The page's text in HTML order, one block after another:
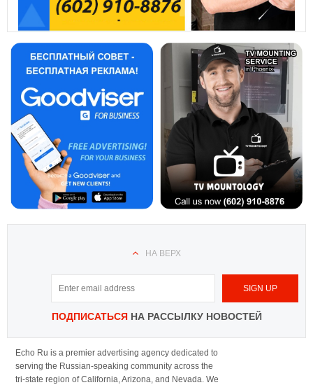
НА ВЕРХ
ПОДПИСАТЬСЯНА РАССЫЛКУ НОВОСТЕЙ
Echo Ru is a premier advertising agency dedicated to
serving the Russian-speaking community across the
tri-state region of California, Arizona, and Nevada. We